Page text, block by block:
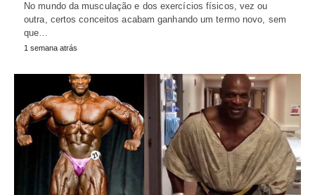
No mundo da musculação e dos exercícios físicos, vez ou
outra, certos conceitos acabam ganhando um termo novo, sem
que…
1 semana atrás